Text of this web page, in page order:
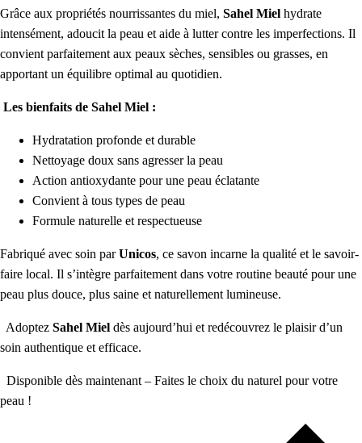
Grâce aux propriétés nourrissantes du miel, Sahel Miel hydrate
intensément, adoucit la peau et aide à lutter contre les imperfections. Il
convient parfaitement aux peaux sèches, sensibles ou grasses, en
apportant un équilibre optimal au quotidien.
Les bienfaits de Sahel Miel :
Hydratation profonde et durable
Nettoyage doux sans agresser la peau
Action antioxydante pour une peau éclatante
Convient à tous types de peau
Formule naturelle et respectueuse
Fabriqué avec soin parUnicos, ce savon incarne la qualité et le savoir-
faire local. Il s’intègre parfaitement dans votre routine beauté pour une
peau plus douce, plus saine et naturellement lumineuse.
Adoptez Sahel Miel dès aujourd’hui et redécouvrez le plaisir d’un
soin authentique et efficace.
Disponible dès maintenant – Faites le choix du naturel pour votre
peau !